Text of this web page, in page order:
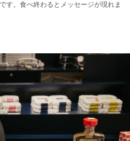
す。食べ終わるとメッセージが現れま